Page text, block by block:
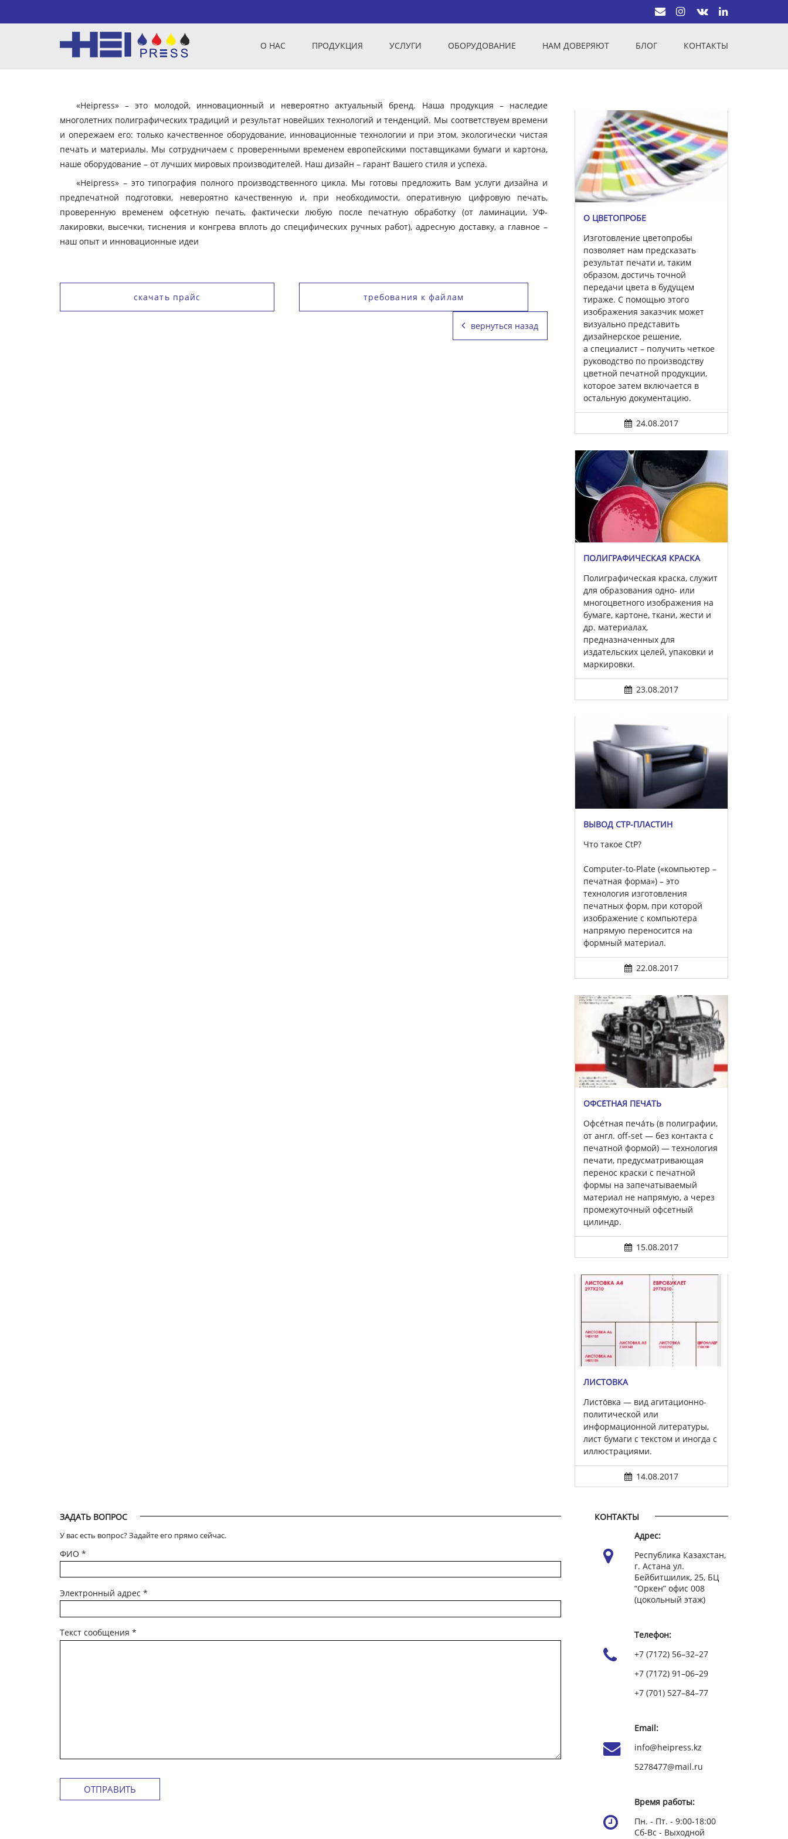
О НАС ПРОДУКЦИЯ УСЛУГИ ОБОРУДОВАНИЕ НАМ ДОВЕРЯЮТ БЛОГ КОНТАКТЫ
«Heipress» – это молодой, инновационный и невероятно актуальный бренд. Наша продукция – наследие
многолетних полиграфических традиций и результат новейших технологий и тенденций. Мы соответствуем времени
и опережаем его: только качественное оборудование, инновационные технологии и при этом, экологически чистая
печать и материалы. Мы сотрудничаем с проверенными временем европейскими поставщиками бумаги и картона,
наше оборудование – от лучших мировых производителей. Наш дизайн – гарант Вашего стиля и успеха.
«Heipress» – это типография полного производственного цикла. Мы готовы предложить Вам услуги дизайна и
предпечатной подготовки, невероятно качественную и, при необходимости, оперативную цифровую печать,
проверенную временем офсетную печать, фактически любую после печатную обработку (от ламинации, УФ-
лакировки, высечки, тиснения и конгрева вплоть до специфических ручных работ), адресную доставку, а главное –
наш опыт и инновационные идеи
скачать прайс требования к файлам
вернуться назад
О ЦВЕТОПРОБЕ
Изготовление цветопробы
позволяет нам предсказать
результат печати и, таким
образом, достичь точной
передачи цвета в будущем
тираже. С помощью этого
изображения заказчик может
визуально представить
дизайнерское решение,
а специалист – получить четкое
руководство по производству
цветной печатной продукции,
которое затем включается в
остальную документацию.
24.08.2017
ПОЛИГРАФИЧЕСКАЯ КРАСКА
Полиграфическая краска, служит
для образования одно- или
многоцветного изображения на
бумаге, картоне, ткани, жести и
др. материалах,
предназначенных для
издательских целей, упаковки и
маркировки.
23.08.2017
ВЫВОД CTP-ПЛАСТИН
Что такое CtP?
Computer-to-Plate («компьютер –
печатная форма») – это
технология изготовления
печатных форм, при которой
изображение с компьютера
напрямую переносится на
формный материал.
22.08.2017
ОФСЕ́ТНАЯ ПЕЧА́ТЬ
Офсе́тная печа́ть (в полиграфии,
от англ. off-set — без контакта с
печатной формой) — технология
печати, предусматривающая
перенос краски с печатной
формы на запечатываемый
материал не напрямую, а через
промежуточный офсетный
цилиндр.
15.08.2017
ЛИСТО́ВКА
Листо́вка — вид агитационно-
политической или
информационной литературы,
лист бумаги с текстом и иногда с
иллюстрациями.
14.08.2017
ЗАДАТЬ ВОПРОС
У вас есть вопрос? Задайте его прямо сейчас.
ФИО *
Электронный адрес *
Текст сообщения *
КОНТАКТЫ
Адрес:
Республика Казахстан,
г. Астана ул.
Бейбитшилик, 25, БЦ
“Оркен” офис 008
(цокольный этаж)
Телефон:
+7 (7172) 56–32–27
+7 (7172) 91–06–29
+7 (701) 527–84–77
Email:
info@heipress.kz
5278477@mail.ru
Время работы:
Пн. - Пт. - 9:00-18:00
Сб-Вс - Выходной